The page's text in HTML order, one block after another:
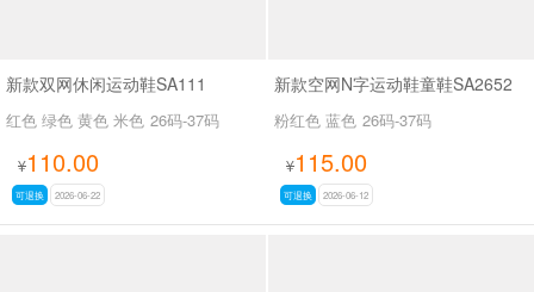
新款双网休闲运动鞋SA111
红色 绿色 黄色 米色 26码-37码
¥110.00
可退换 2026-06-22
新款空网N字运动鞋童鞋SA2652
粉红色 蓝色 26码-37码
¥115.00
可退换 2026-06-12